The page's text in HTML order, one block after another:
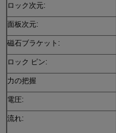
ロック次元:
面板次元:
磁石ブラケット:
ロック ピン:
力の把握
電圧:
流れ: